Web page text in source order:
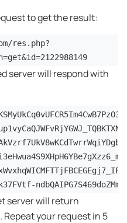
to get the result:
res.php?
server will respond with
server will return
Repeat your request in 5